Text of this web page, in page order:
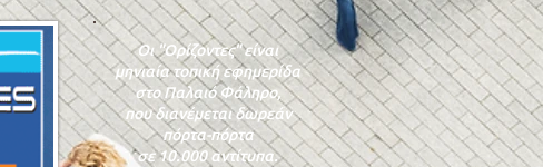
Οι "Ορίζοντες" είναι
μηνιαία τοπική εφημερίδα
στο Παλαιό Φάληρο,
που διανέμεται δωρεάν
πόρτα-πόρτα
σε 10.000 αντίτυπα.